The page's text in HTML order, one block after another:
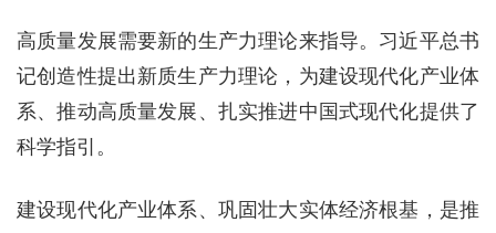
高质量发展需要新的生产力理论来指导。习近平总书
记创造性提出新质生产力理论，为建设现代化产业体
系、推动高质量发展、扎实推进中国式现代化提供了
科学指引。
建设现代化产业体系、巩固壮大实体经济根基，是推